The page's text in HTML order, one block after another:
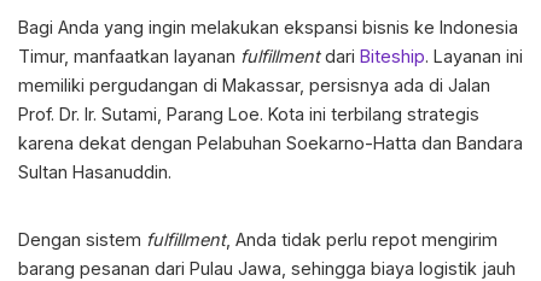
Bagi Anda yang ingin melakukan ekspansi bisnis ke Indonesia
Timur, manfaatkan layanan fulfillmentdari Biteship. Layanan ini
memiliki pergudangan di Makassar, persisnya ada di Jalan
Prof. Dr. Ir. Sutami, Parang Loe. Kota ini terbilang strategis
karena dekat dengan Pelabuhan Soekarno-Hatta dan Bandara
Sultan Hasanuddin.
Dengan sistem fulfillment, Anda tidak perlu repot mengirim
barang pesanan dari Pulau Jawa, sehingga biaya logistik jauh